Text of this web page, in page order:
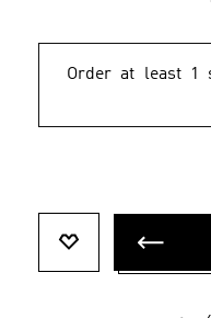
Order at least 1